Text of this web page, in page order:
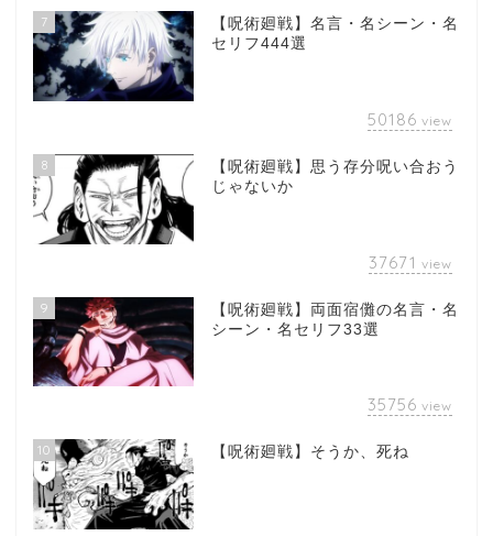
7
【呪術廻戦】名言・名シーン・名
セリフ444選
50186 view
8
【呪術廻戦】思う存分呪い合おう
じゃないか
37671 view
9
【呪術廻戦】両面宿儺の名言・名
シーン・名セリフ33選
35756 view
10 【呪術廻戦】そうか、死ね